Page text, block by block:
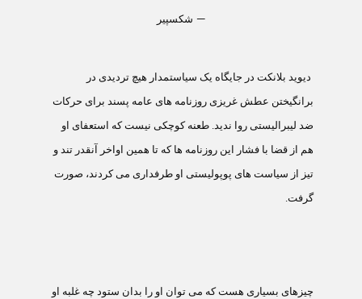
– شکسپير
ديويد بلانکت در جايگاه يک سياستمدار هيچ ترديدی در
برانگيختن عطش غريزی روزنامه های عامه پسند برای حرکات
ضد ليبراليستی روا نديد. طعنه کوچکی نيست که استعفای او
هم از قضا با فشار اين روزنامه ها که تا همين اواخر آنقدر تند و
تيز از سياست های پوپوليستی او طرفداری می کردند، صورت
گرفت.
چيزهای بسياری هست که می توان او را بدان ستود چه غلبه او